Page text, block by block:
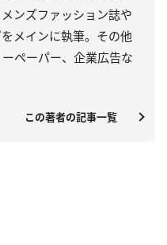
ンズファッション誌や
メインに執筆。その他
ペーパー、企業広告な
この著者の記事一覧